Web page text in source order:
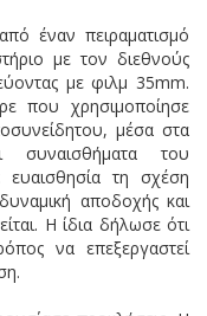
έναν πειραματισμό
με τον διεθνούς
με φιλμ 35mm.
που χρησιμοποίησε
μέσα στα
συναισθήματα του
ευαισθησία τη σχέση
αποδοχής και
Η ίδια δήλωσε ότι
να επεξεργαστεί